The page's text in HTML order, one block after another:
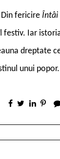
fericire Întâi
festiv. Iar
dreptate
unui popor.